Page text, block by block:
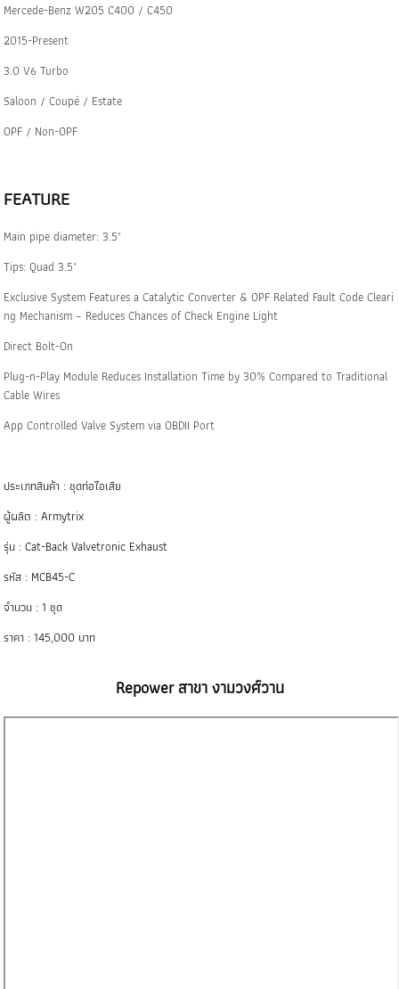
Mercede-Benz W205 C400 / C450
2015-Present
3.0 V6 Turbo
Saloon / Coupé / Estate
OPF / Non-OPF
FEATURE
Main pipe diameter: 3.5"
Tips: Quad 3.5"
Exclusive System Features a Catalytic Converter & OPF Related Fault Code Cleari
ng Mechanism – Reduces Chances of Check Engine Light
Direct Bolt-On
Plug-n-Play Module Reduces Installation Time by 30% Compared to Traditional
Cable Wires
App Controlled Valve System via OBDII Port
ประเภทสินค้า : ชุดท่อไอเสีย
ผู้ผลิต : Armytrix
รุ่น : Cat-Back Valvetronic Exhaust
รหัส : MCB45-C
จำนวน : 1 ชุด
ราคา : 145,000 บาท
Repower สาขา งามวงศ์วาน